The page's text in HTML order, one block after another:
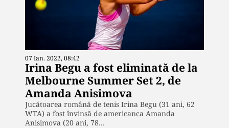
07 Ian. 2022, 08:42
Irina Begu a fost eliminată de la
Melbourne Summer Set 2, de
Amanda Anisimova
Jucătoarea română de tenis Irina Begu (31 ani, 62
WTA) a fost învinsă de americanca Amanda
Anisimova (20 ani, 78…